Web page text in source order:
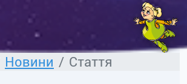
Новини Стаття